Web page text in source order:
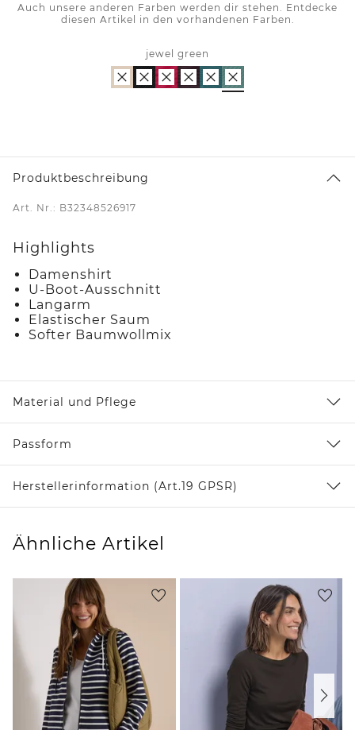
Auch unsere anderen Farben werden dir stehen. Entdecke
diesen Artikel in den vorhandenen Farben.
jewel green
Produktbeschreibung
Art. Nr.: B32348526917
Highlights
Damenshirt
U-Boot-Ausschnitt
Langarm
Elastischer Saum
Softer Baumwollmix
Material und Pflege
Passform
Herstellerinformation (Art.19 GPSR)
Ähnliche Artikel